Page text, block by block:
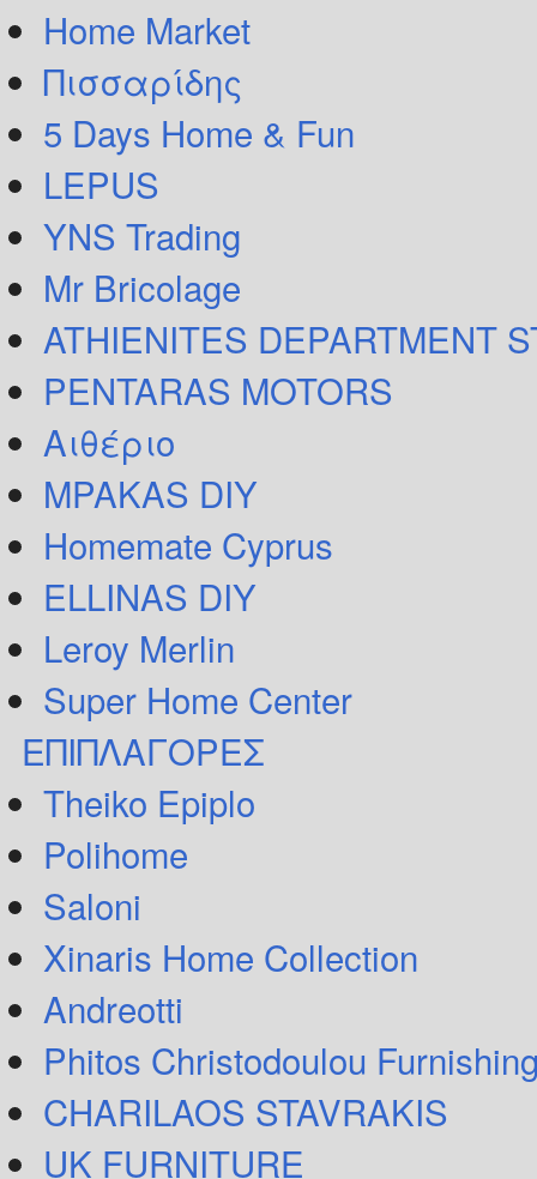
Home Market
Πισσαρίδης
5 Days Home & Fun
LEPUS
YNS Trading
Mr Bricolage
ATHIENITES DEPARTMENT
PENTARAS MOTORS
Αιθέριο
MPAKAS DIY
Homemate Cyprus
ELLINAS DIY
Leroy Merlin
Super Home Center
ΕΠΙΠΛΑΓΟΡΕΣ
Theiko Epiplo
Polihome
Saloni
Xinaris Home Collection
Andreotti
Phitos Christodoulou
CHARILAOS STAVRAKIS
UK FURNITURE